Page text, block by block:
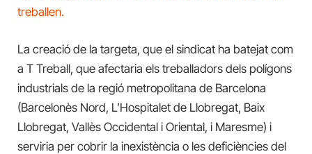
treballen.
La creació de la targeta, que el sindicat ha batejat com
a T Treball, que afectaria els treballadors dels polígons
industrials de la regió metropolitana de Barcelona
(Barcelonès Nord, L’Hospitalet de Llobregat, Baix
Llobregat, Vallès Occidental i Oriental, i Maresme) i
serviria per cobrir la inexistència o les deficiències del